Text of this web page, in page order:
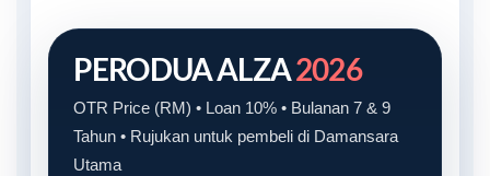
PERODUA ALZA2026
OTR Price (RM) • Loan 10% • Bulanan 7 & 9
Tahun • Rujukan untuk pembeli di Damansara
Utama